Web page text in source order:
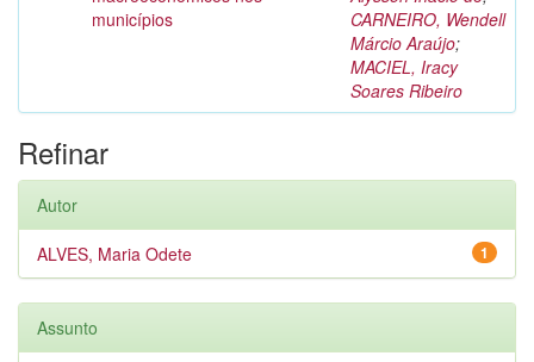
municípios
CARNEIRO, Wendell
Márcio Araújo;
MACIEL, Iracy
Soares Ribeiro
Refinar
Autor
1
ALVES, Maria Odete
Assunto